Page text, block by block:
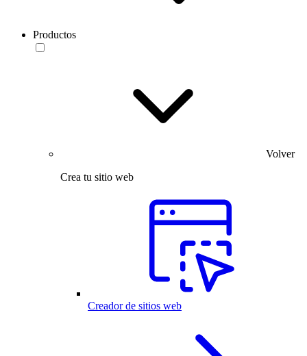
Productos
Volver
Crea tu sitio web
Creador de sitios web